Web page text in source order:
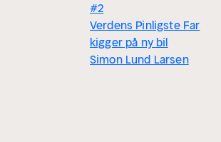
#2
Verdens Pinligste Far
kigger på ny bil
Simon Lund Larsen